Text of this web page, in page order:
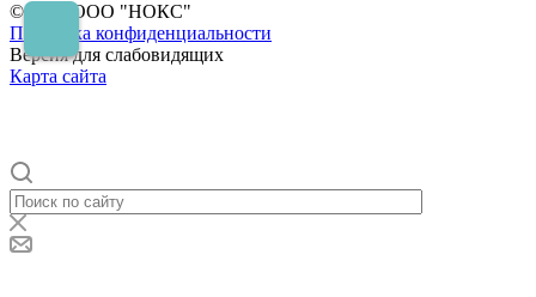
© 2026 ООО "НОКС"
Политика конфиденциальности
Версия для слабовидящих
Карта сайта